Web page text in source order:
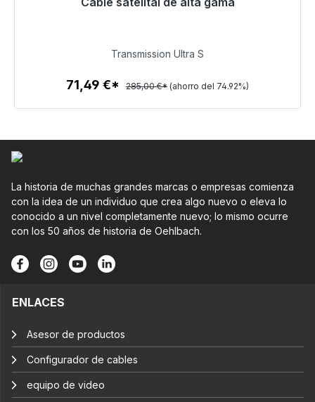
Listo para envío inmediato, plazo de entrega 48h*
Detalles
Transmission Ultra S
71,49 €* 285,00 €* (ahorro del 74.92%)
La historia de muchas grandes marcas o empresas comienza
con la idea de un individuo que crea algo nuevo o eleva lo
conocido a un nivel completamente nuevo; lo mismo ocurre
con los 50 años de historia de Oehlbach.
ENLACES
Asesor de productos
Configurador de cables
equipo de video